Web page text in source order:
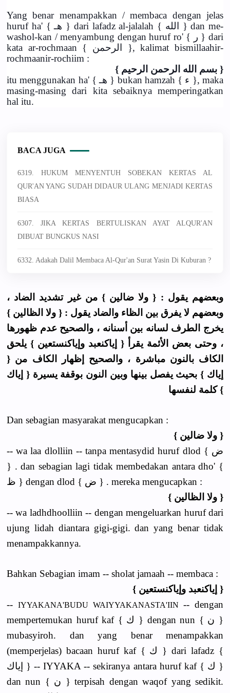
Yang benar menampakkan / membaca dengan jelas
huruf ha' { هـ } dari lafadz al-jalalah { الله } dan me-
washol-kan / menyambung dengan huruf ro' { ر } dari
kata ar-rochmaan { الرحمن }, kalimat bismillaahir-
rochmaanir-rochiim :
{ بسم الله الرحمن الرحيم }
itu menggunakan ha' { هـ } bukan hamzah { ء }, maka
masing-masing dari kita sebaiknya memperingatkan
hal itu.
BACA JUGA
6319. HUKUM MENYENTUH SOBEKAN KERTAS AL
QUR'AN YANG SUDAH DIDAUR ULANG MENJADI KERTAS
BIASA
6307. JIKA KERTAS BERTULISKAN AYAT ALQUR'AN
DIBUAT BUNGKUS NASI
6332. Adakah Dalil Membaca Al-Qur'an Surat Yasin Di Kuburan ?
وبعضهم يقول : { ولا ضالين } من غير تشديد الضاد ،
وبعضهم لا يفرق بين الظاء والضاد يقول : { ولا الظالين }
يخرج الطرف لسانه بين أسنانه ، والصحيح عدم ظهورها
، وحتى بعض الأئمة يقرأ { إياكنعبد وإياكنستعين } يلحق
الكاف بالنون مباشرة ، والصحيح إظهار الكاف من {
إياك } بحيث يفصل بينها وبين النون بوقفة يسيرة { إياك
} كلمة لنفسها
Dan sebagian masyarakat mengucapkan :
{ ولا ضالين }
-- wa laa dlolliin -- tanpa mentasydid huruf dlod { ض
} . dan sebagian lagi tidak membedakan antara dho' {
ظ } dengan dlod { ض } . mereka mengucapkan :
{ ولا الظالين }
-- wa ladhdhoolliin -- dengan mengeluarkan huruf dari
ujung lidah diantara gigi-gigi. dan yang benar tidak
menampakkannya.
Bahkan Sebagian imam -- sholat jamaah -- membaca :
{ إياكنعبد وإياكنستعين }
-- IYYAKANA'BUDU WAIYYAKANASTA'IIN -- dengan
mempertemukan huruf kaf { ك } dengan nun { ن }
mubasyiroh. dan yang benar menampakkan
(memperjelas) bacaan huruf kaf { ك } dari lafadz {
إياك } -- IYYAKA -- sekiranya antara huruf kaf { ك }
dan nun { ن } terpisah dengan waqof yang sedikit.